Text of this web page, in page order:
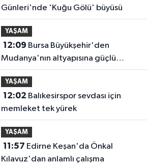
Günleri'nde 'Kuğu Gölü' büyüsü
YAŞAM
12:09
Mudanya'nın altyapısına güçlü
yatırım
YAŞAM
12:02
memleket tek yürek
YAŞAM
11:57
Kılavuz'dan anlamlı çalışma